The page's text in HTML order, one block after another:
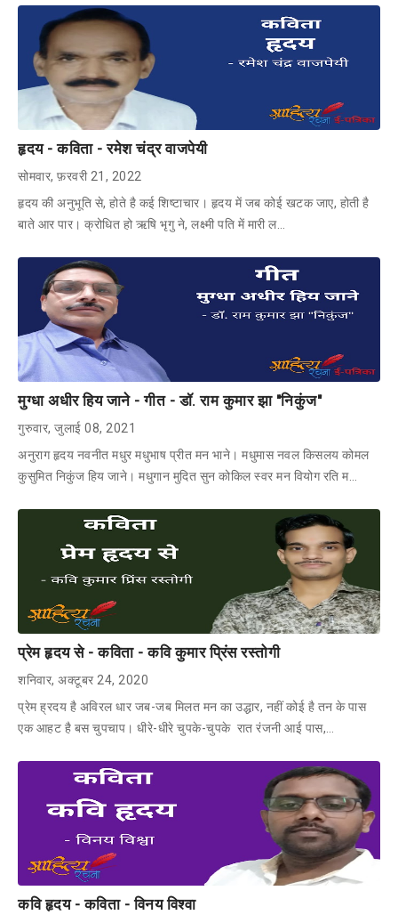
हृदय - कविता - रमेश चंद्र वाजपेयी
सोमवार, फ़रवरी 21, 2022
हृदय की अनुभूति से, होते है कई शिष्टाचार। हृदय में जब कोई खटक जाए, होती है
बाते आर पार। क्रोधित हो ऋषि भृगु ने, लक्ष्मी पति में मारी ल…
मुग्धा अधीर हिय जाने - गीत - डॉ. राम कुमार झा "निकुंज"
गुरुवार, जुलाई 08, 2021
अनुराग हृदय नवनीत मधुर मधुभाष प्रीत मन भाने। मधुमास नवल किसलय कोमल
कुसुमित निकुंज हिय जाने। मधुगान मुदित सुन कोकिल स्वर मन वियोग रति म…
प्रेम हृदय से - कविता - कवि कुमार प्रिंस रस्तोगी
शनिवार, अक्टूबर 24, 2020
प्रेम ह्रदय है अविरल धार जब-जब मिलत मन का उद्धार, नहीं कोई है तन के पास
एक आहट है बस चुपचाप। धीरे-धीरे चुपके-चुपके रात रंजनी आई पास,…
कवि हृदय - कविता - विनय विश्वा